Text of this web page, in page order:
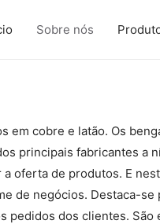
Sobre nós
em cobre e latão. Os
principais fabricantes a
a oferta de produtos. E
de negócios. Destaca-se
pedidos dos clientes. São